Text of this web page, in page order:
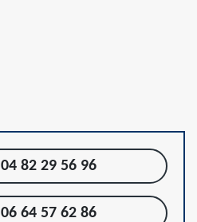
04 82 29 56 96
06 64 57 62 86